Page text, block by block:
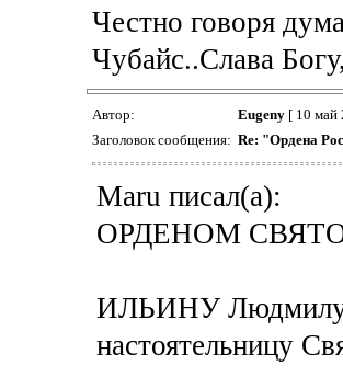
Честно говоря
Чубайс..Слава
Автор: Eugeny[ 10 май
Заголовок сообщения: Re: "Ордена
Maru писал(а):
ОРДЕНОМ
ИЛЬИНУ Людмилу
настоятельницу